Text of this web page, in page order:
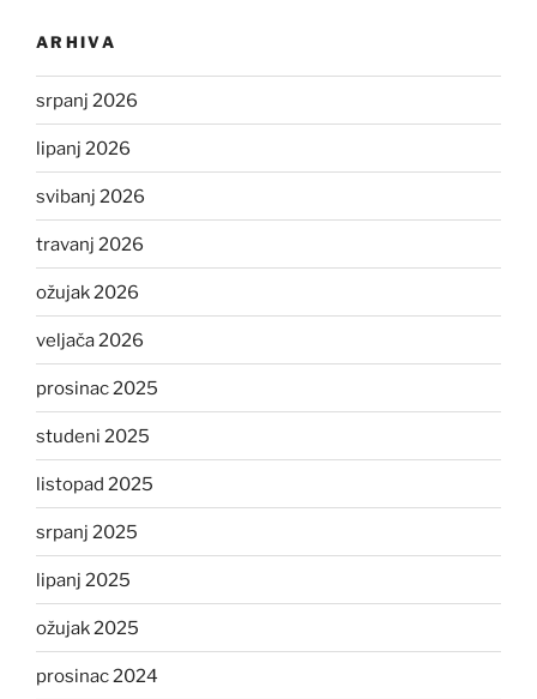
ARHIVA
srpanj 2026
lipanj 2026
svibanj 2026
travanj 2026
ožujak 2026
veljača 2026
prosinac 2025
studeni 2025
listopad 2025
srpanj 2025
lipanj 2025
ožujak 2025
prosinac 2024